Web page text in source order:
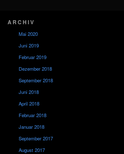
ARCHIV
Mai 2020
Juni 2019
Februar 2019
Dezember 2018
September 2018
Juni 2018
April 2018
Februar 2018
Januar 2018
September 2017
August 2017